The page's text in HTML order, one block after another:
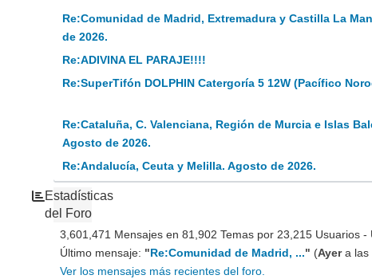
Re:Comunidad de Madrid, Extremadura y Castilla La
de 2026.
Re:ADIVINA EL PARAJE!!!!
Re:SuperTifón DOLPHIN Catergoría 5 12W (Pacífico
Re:Cataluña, C. Valenciana, Región de Murcia e Islas
Agosto de 2026.
Re:Andalucía, Ceuta y Melilla. Agosto de 2026.
Estadísticas
del Foro
3,601,471 Mensajes en 81,902 Temas por 23,215 Usuarios -
Último mensaje: "Re:Comunidad de Madrid, ..." (Ayera las
Ver los mensajes más recientes del foro.